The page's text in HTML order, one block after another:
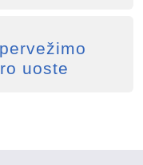
uoste